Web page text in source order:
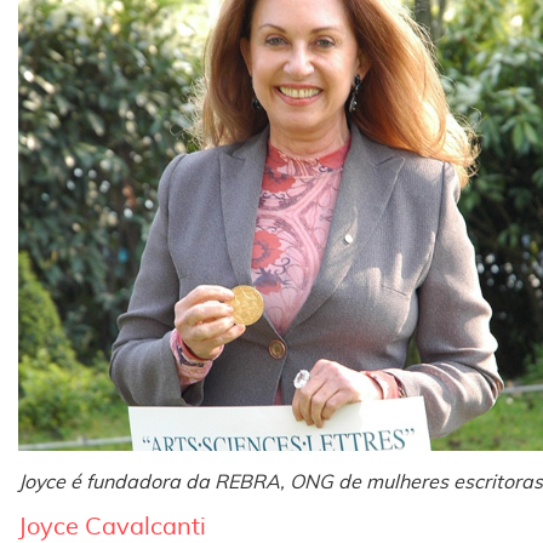
Joyce é fundadora da REBRA, ONG de mulheres escritoras
Joyce Cavalcanti